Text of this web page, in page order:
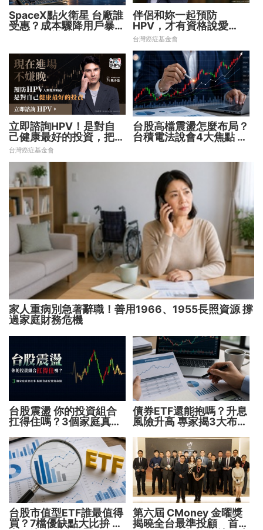
SpaceX點火衛星 台廠誰
受惠？成本驟降用戶暴增
伴侶和妳一起預防
HPV，才有資格說愛
妳！
台灣癌症基金會
立即諮詢HPV！是對自
己健康最好的投資，把握
現在不嫌晚！
台灣癌症基金會
台股高檔震盪怎麼布局？
台積電法說會4大焦點 AI
家人重病別急著辭職！善用1966、1955長照資源 撐
過家庭財務危機
台股震盪 你的投資組合
扛得住嗎？3個家庭真實
傷
債券ETF還能抱嗎？升息
風險升高 專家揭3大布局
台股市值型ETF誰最值得
買？7檔優缺點大比拚 找
第六屆 CMoney 金曜獎
揭曉全台最準投顧 首度